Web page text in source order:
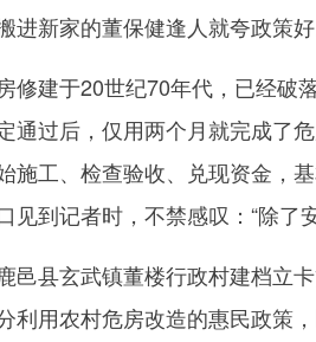
进新家的董保健逢人就夸政策好
建于20世纪70年代，已经破
通过后，仅用两个月就完成了
施工、检查验收、兑现资金，
见到记者时，不禁感叹：“除了
县玄武镇董楼行政村建档立
利用农村危房改造的惠民政策